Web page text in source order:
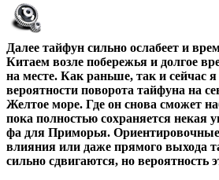
Далее тайфун сильно ослабеет и
Китаем возле побережья и долгое
на месте. Как раньше, так и сейчас
вероятности поворота тайфуна на
Желтое море. Где он снова сможет
пока полностью сохраняется некая
фа для Приморья.
влияния или даже прямого выхода
сильно сдвигаются, но вероятность